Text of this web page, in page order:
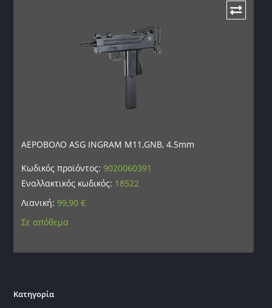
ΑΕΡΟΒΟΛΟ ASG INGRAM M11,GNB, 4.5mm
Κωδικός προϊόντος:9020060391
Εναλλακτικός κωδικός: 18522
Λιανική:99,90€
Σε απόθεμα
Κατηγορία